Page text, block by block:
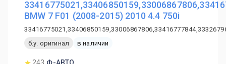
BMW 7 F01 (2008-2015) 2010 4.4 750i
б.у. оригинал
в наличии